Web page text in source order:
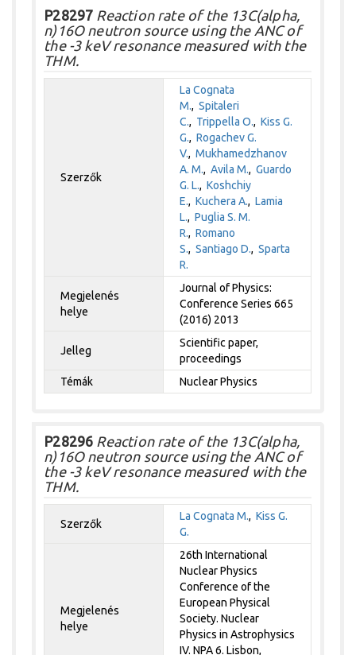
P28297 Reaction rate of the 13C(alpha,
n)16O neutron source using the ANC of
the -3 keV resonance measured with the
THM.
Szerzők
La Cognata
M.,Spitaleri
C., Trippella O.,Kiss G.
G.,Rogachev G.
V.,Mukhamedzhanov
A. M.,Avila M.,Guardo
G. L.,Koshchiy
E.,Kuchera A.,Lamia
L.,Puglia S. M.
R.,Romano
S.,Santiago D.,Sparta
R.
Megjelenés
helye
Journal of Physics:
Conference Series 665
(2016) 2013
Jelleg
Scientific paper,
proceedings
Témák
Nuclear Physics
P28296 Reaction rate of the 13C(alpha,
n)16O neutron source using the ANC of
the -3 keV resonance measured with the
THM.
Szerzők
La Cognata M.,Kiss G.
G.
Megjelenés
helye
26th International
Nuclear Physics
Conference of the
European Physical
Society. Nuclear
Physics in Astrophysics
IV. NPA 6. Lisbon,